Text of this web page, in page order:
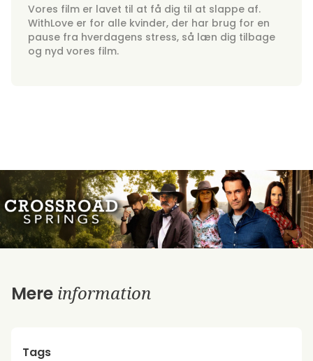
Vores film er lavet til at få dig til at slappe af.
WithLove er for alle kvinder, der har brug for en
pause fra hverdagens stress, så læn dig tilbage
og nyd vores film.
Mere information
Tags